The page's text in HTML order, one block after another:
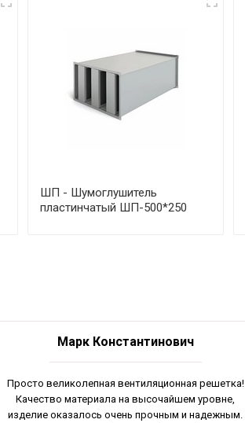
ШП - Шумоглушитель
пластинчатый ШП-500*250
Марк Константинович
Просто великолепная вентиляционная решетка!
Качество материала на высочайшем уровне,
изделие оказалось очень прочным и надежным.